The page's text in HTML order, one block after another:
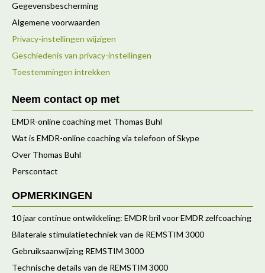
Gegevensbescherming
Algemene voorwaarden
Privacy-instellingen wijzigen
Geschiedenis van privacy-instellingen
Toestemmingen intrekken
Neem contact op met
EMDR-online coaching met Thomas Buhl
Wat is EMDR-online coaching via telefoon of Skype
Over Thomas Buhl
Perscontact
OPMERKINGEN
10 jaar continue ontwikkeling: EMDR bril voor EMDR zelfcoaching
Bilaterale stimulatietechniek van de REMSTIM 3000
Gebruiksaanwijzing REMSTIM 3000
Technische details van de REMSTIM 3000